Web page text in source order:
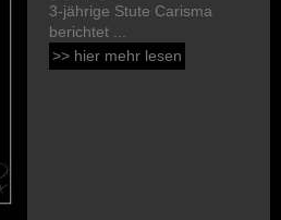
3-jährige Stute Carisma
berichtet ...
>> hier mehr lesen